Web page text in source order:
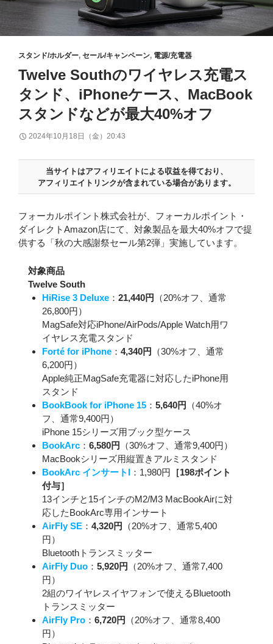
スタンド/ホルダー, セール/キャンペーン, 電源/充電器
Twelve Southのワイヤレス充電ス
タンド、iPhoneケース、MacBook
スタンドなどが最大40%オフ
2024年10月18日（金）20:43
当サイトはアフィリエイトによる収益を得ており、
アフィリエイトリンクが含まれている場合があります。
フォーカルポイント株式会社が、フォーカルポイント・
ダイレクトAmazon店にて、対象製品を最大40%オフで提
供する「秋の大感謝祭セール第2弾」実施しています。
対象商品
Twelve South
HiRise 3 Deluxe ： 21,440円
（20%オフ、通常
26,800円）
MagSafe対応iPhone/AirPods/Apple Watch用ワ
イヤレス充電スタンド
Forté for iPhone ： 4,340円
（30%オフ、通常
6,200円）
Apple純正MagSafe充電器に対応したiPhone用
スタンド
BookBook for iPhone 15 ： 5,640円
（40%オ
フ、通常9,400円）
iPhone 15シリーズ用ブック型ケース
BookArc ： 6,580円
（30%オフ、通常9,400円）
MacBookシリーズ用縦置きアルミスタンド
BookArc インサートI ：1,980円 ［198ポイント
付与］
13インチと15インチのM2/M3 MacBookAirに対
応したBookArc専用インサート
AirFly SE ： 4,320円
（20%オフ、通常5,400
円）
Bluetoothトランスミッター
AirFly Duo ： 5,920円
（20%オフ、通常7,400
円）
2組のワイヤレスイヤフォンで使えるBluetooth
トランスミッター
AirFly Pro ： 6,720円
（20%オフ、通常8,400
円）